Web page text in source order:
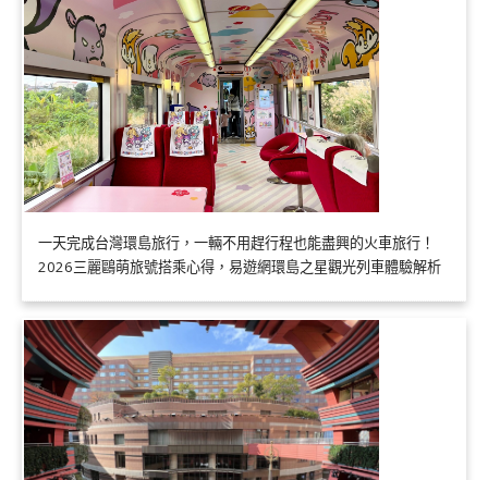
一天完成台灣環島旅行，一輛不用趕行程也能盡興的火車旅行！
2026三麗鷗萌旅號搭乘心得，易遊網環島之星觀光列車體驗解析